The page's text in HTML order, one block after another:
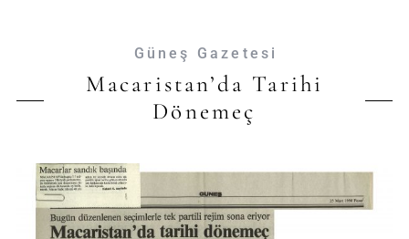
Güneş Gazetesi
Macaristan’da Tarihi
Dönemeç